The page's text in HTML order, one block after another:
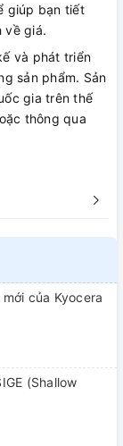
giúp bạn tiết
về giá.
và phát triển
sản phẩm. Sản
gia trên thế
thông qua
của Kyocera
(Shallow